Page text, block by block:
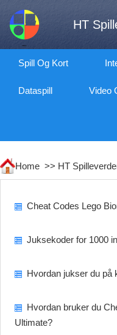
HT
Spill Og Kort
Dataspill Video
Home >> HT
Cheat Codes Lego
Juksekoder for 1000
Hvordan jukser du på
Hvordan bruker du
Ultimate?